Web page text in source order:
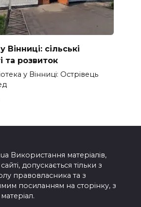
Вінниці: сільські
та розвиток
у Вінниці: Острівець
Використання матеріалів,
допускається тільки з
правовласника та з
посиланням на сторінку, з